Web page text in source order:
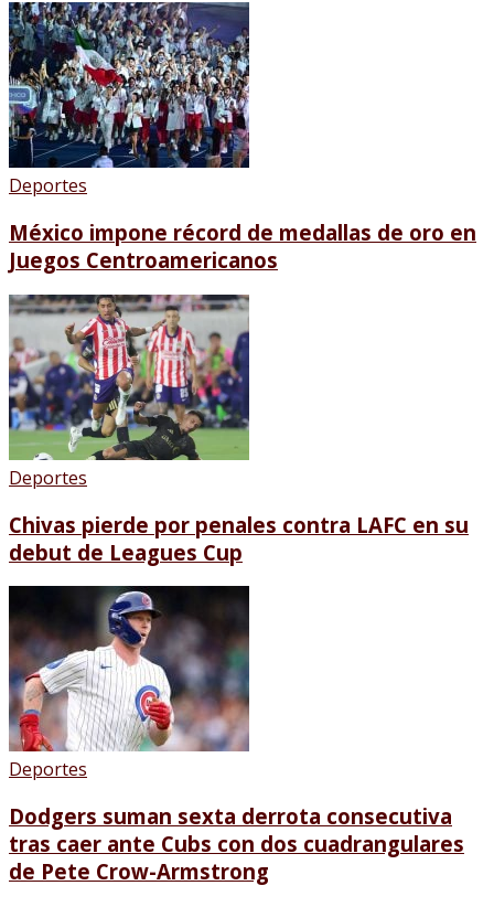
Deportes
México impone récord de medallas de oro en
Juegos Centroamericanos
Deportes
Chivas pierde por penales contra LAFC en su
debut de Leagues Cup
Deportes
Dodgers suman sexta derrota consecutiva
tras caer ante Cubs con dos cuadrangulares
de Pete Crow-Armstrong